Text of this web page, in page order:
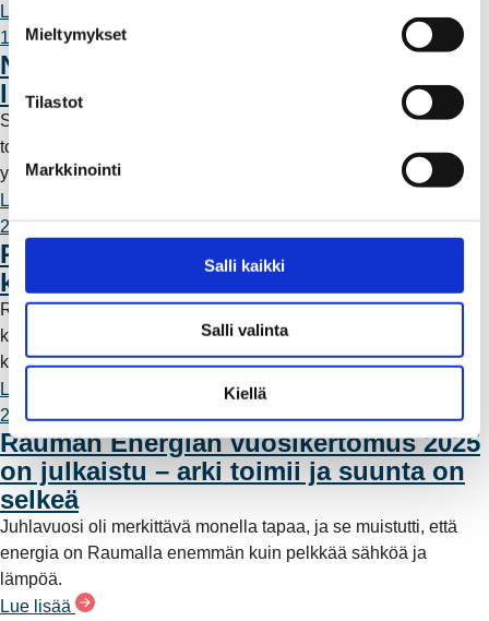
s
t
u
m
u
k
e
n
v
a
l
i
n
t
a
Mieltymykset
Tilastot
Markkinointi
Salli kaikki
Salli valinta
Kiellä
Lue lisää
11.6.2026 12:00
Näkökulma: Kun ilmalinjat vähenevät,
lintujen törmäysriski pienenee
Sähköverkon kehittäminen näkyy arjessa ennen kaikkea
toimintavarmuutena, mutta sillä on vaikutuksia myös
ympäröivään luontoon.
Lue lisää
29.4.2026 14:00
Rauman Energia Sähköverkko Oy:n
kehittämissuunnitelma 2026
Rauman Energia Sähköverkko on julkaissut sähköverkon
kehittämissuunnitelman, joka on nähtävillä ja
kommentoitavissa 31. toukokuuta asti.
Lue lisää
27.3.2026 10:57
Rauman Energian vuosikertomus 2025
on julkaistu – arki toimii ja suunta on
selkeä
Juhlavuosi oli merkittävä monella tapaa, ja se muistutti, että
energia on Raumalla enemmän kuin pelkkää sähköä ja
lämpöä.
Lue lisää